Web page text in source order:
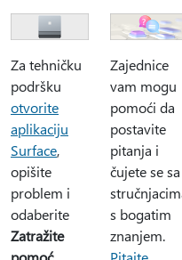
Za tehničku
podršku
otvorite
aplikaciju
Surface,
opišite
problem i
odaberite
Zatražite
Zajednice
vam mogu
pomoći da
postavite
pitanja i
čujete se sa
s bogatim
znanjem.